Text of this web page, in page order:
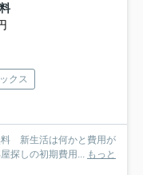
クス
料 新生活は何かと費用が
探しの初期費用...
もっと